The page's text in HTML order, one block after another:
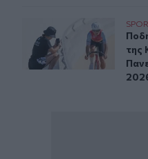
Ποδηλασία: Δυναμική
της